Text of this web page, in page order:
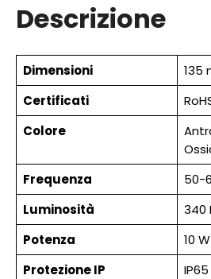
Descrizione
Dimensioni
135
Certificati
Colore
Frequenza
50-
Luminosità
340
Potenza
10 W
Protezione IP
IP65